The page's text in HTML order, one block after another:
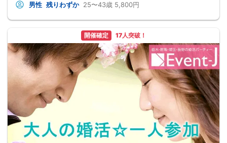
男性 残りわずか 25〜43歳 5,800円
開催確定 17人突破！